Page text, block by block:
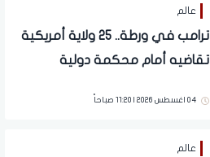
عالم
ترامب في ورطة.. 25 ولاية أمريكية
تقاضيه أمام محكمة دولية
04 اغسطس 2026 | 11:20 صباحاً
عالم